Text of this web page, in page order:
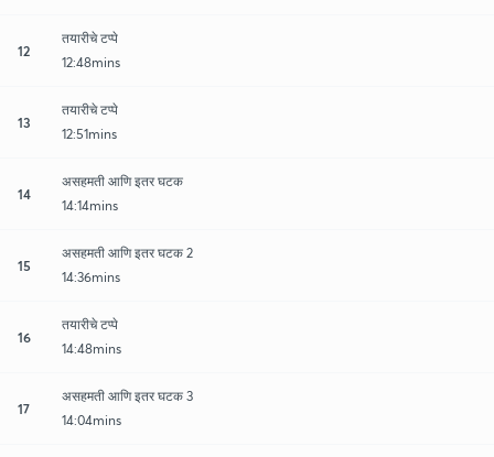
12
तयारीचे टप्पे
12:48mins
13
तयारीचे टप्पे
12:51mins
14
असहमती आणि इतर घटक
14:14mins
15
असहमती आणि इतर घटक 2
14:36mins
16
तयारीचे टप्पे
14:48mins
17
असहमती आणि इतर घटक 3
14:04mins